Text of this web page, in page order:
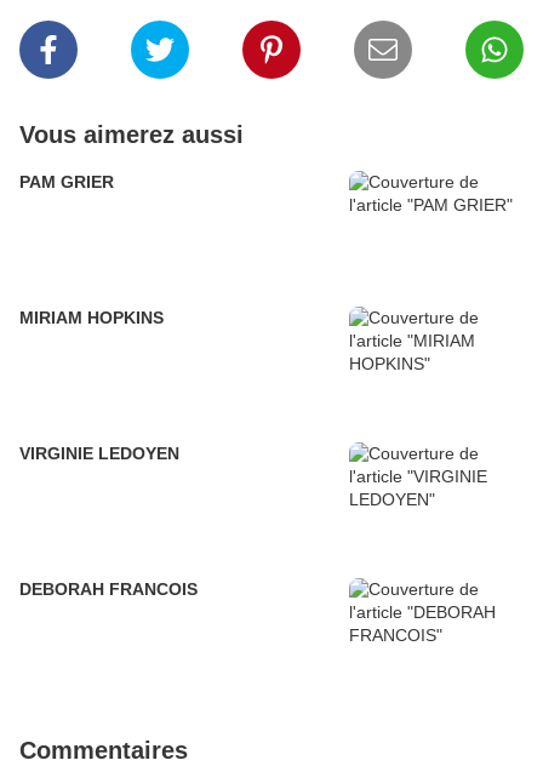
Vous aimerez aussi
PAM GRIER
MIRIAM HOPKINS
VIRGINIE LEDOYEN
DEBORAH FRANCOIS
Commentaires